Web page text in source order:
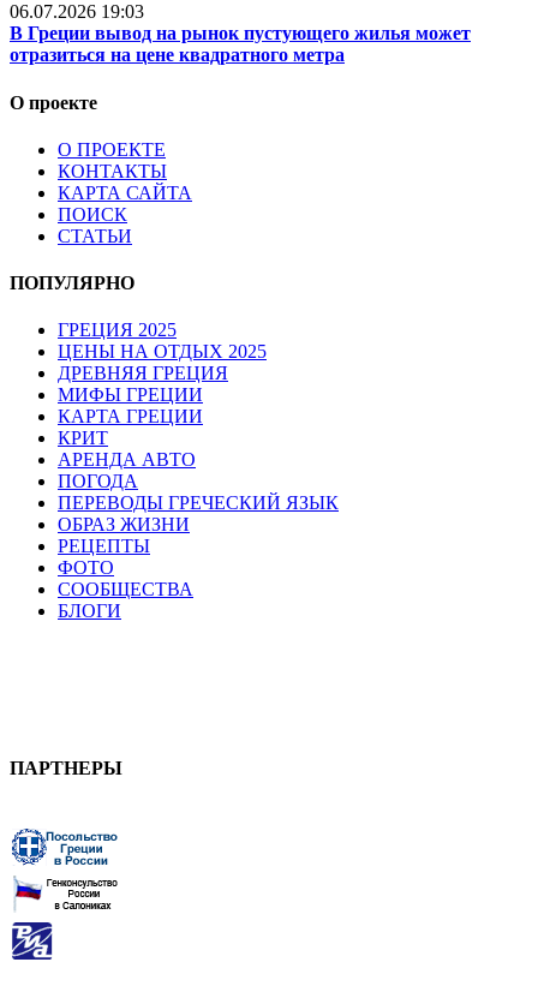
06.07.2026 19:03
В Греции вывод на рынок пустующего жилья может
отразиться на цене квадратного метра
О проекте
О ПРОЕКТЕ
КОНТАКТЫ
КАРТА САЙТА
ПОИСК
СТАТЬИ
ПОПУЛЯРНО
ГРЕЦИЯ 2025
ЦЕНЫ НА ОТДЫХ 2025
ДРЕВНЯЯ ГРЕЦИЯ
МИФЫ ГРЕЦИИ
КАРТА ГРЕЦИИ
КРИТ
АРЕНДА АВТО
ПОГОДА
ПЕРЕВОДЫ ГРЕЧЕСКИЙ ЯЗЫК
ОБРАЗ ЖИЗНИ
РЕЦЕПТЫ
ФОТО
СООБЩЕСТВА
БЛОГИ
ПАРТНЕРЫ